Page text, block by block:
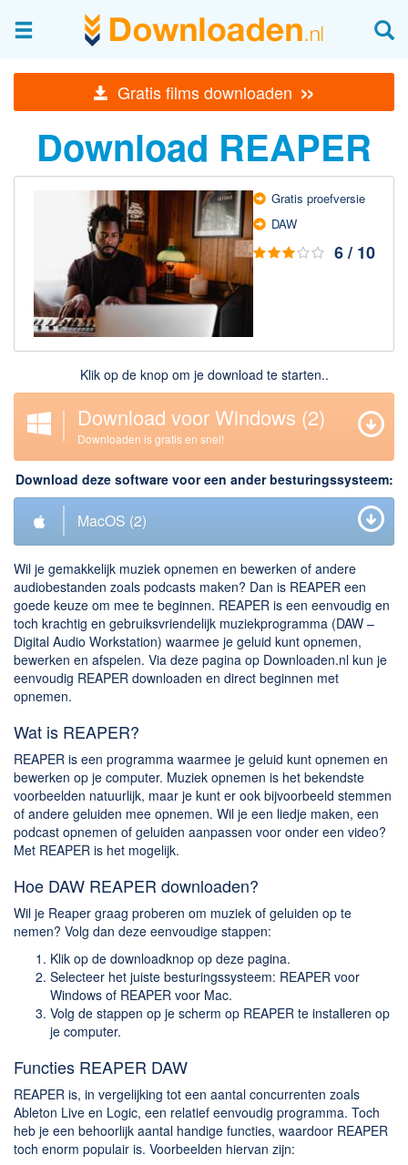
Gratis films downloaden »
Afbeeldingen & fotografie
Beheren en bekijken
Afbeelding & foto bewerken
Screenshots Maken
Audio & Video
Branden en Rippen
Converteren
Media streamen
Mediaspeler
Opnemen Audio en Video
Downloaden
BitTorrent Clients
Nieuwslezers (Downloaden via usenet)
Onderhoud & Veiligheid
Computer opschonen
Veilig online
Productiviteit
Adresboek en contacten
Planning en organisatie
Overige
Algemeen
Chatten en bellen
Dating apps
Rar en Zip (Compressie - Unzip)
Shopping
Spelletjes en Games
Webbrowsers
Download REAPER
Gratis proefversie
DAW
6 / 10
Klik op de knop om je download te starten..
Download voor Windows (2)
Downloaden is gratis en snel!
Download deze software voor een ander besturingssysteem:
MacOS (2)
Wil je gemakkelijk muziek opnemen en bewerken of andere
audiobestanden zoals podcasts maken? Dan is REAPER een
goede keuze om mee te beginnen. REAPER is een eenvoudig en
toch krachtig en gebruiksvriendelijk muziekprogramma (DAW –
Digital Audio Workstation) waarmee je geluid kunt opnemen,
bewerken en afspelen. Via deze pagina op Downloaden.nl kun je
eenvoudig REAPER downloaden en direct beginnen met
opnemen.
Wat is REAPER?
REAPER is een programma waarmee je geluid kunt opnemen en
bewerken op je computer. Muziek opnemen is het bekendste
voorbeelden natuurlijk, maar je kunt er ook bijvoorbeeld stemmen
of andere geluiden mee opnemen. Wil je een liedje maken, een
podcast opnemen of geluiden aanpassen voor onder een video?
Met REAPER is het mogelijk.
Hoe DAW REAPER downloaden?
Wil je Reaper graag proberen om muziek of geluiden op te
nemen? Volg dan deze eenvoudige stappen:
Klik op de downloadknop op deze pagina.
Selecteer het juiste besturingssysteem: REAPER voor
Windows of REAPER voor Mac.
Volg de stappen op je scherm op REAPER te installeren op
je computer.
Functies REAPER DAW
REAPER is, in vergelijking tot een aantal concurrenten zoals
Ableton Live en Logic, een relatief eenvoudig programma. Toch
heb je een behoorlijk aantal handige functies, waardoor REAPER
toch enorm populair is. Voorbeelden hiervan zijn: